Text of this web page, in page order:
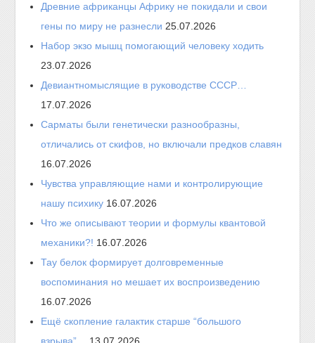
Древние африканцы Африку не покидали и свои
гены по миру не разнесли 25.07.2026
Набор экзо мышц помогающий человеку ходить
23.07.2026
Девиантномыслящие в руководстве СССР…
17.07.2026
Сарматы были генетически разнообразны,
отличались от скифов, но включали предков славян
16.07.2026
Чувства управляющие нами и контролирующие
нашу психику 16.07.2026
Что же описывают теории и формулы квантовой
механики?! 16.07.2026
Тау белок формирует долговременные
воспоминания но мешает их воспроизведению
16.07.2026
Ещё скопление галактик старше “большого